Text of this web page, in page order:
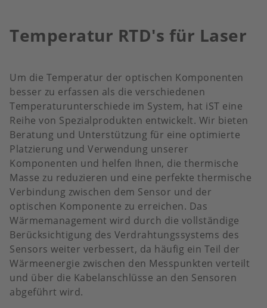
Temperatur RTD's für Laser
Um die Temperatur der optischen Komponenten
besser zu erfassen als die verschiedenen
Temperaturunterschiede im System, hat iST eine
Reihe von Spezialprodukten entwickelt. Wir bieten
Beratung und Unterstützung für eine optimierte
Platzierung und Verwendung unserer
Komponenten und helfen Ihnen, die thermische
Masse zu reduzieren und eine perfekte thermische
Verbindung zwischen dem Sensor und der
optischen Komponente zu erreichen. Das
Wärmemanagement wird durch die vollständige
Berücksichtigung des Verdrahtungssystems des
Sensors weiter verbessert, da häufig ein Teil der
Wärmeenergie zwischen den Messpunkten verteilt
und über die Kabelanschlüsse an den Sensoren
abgeführt wird.